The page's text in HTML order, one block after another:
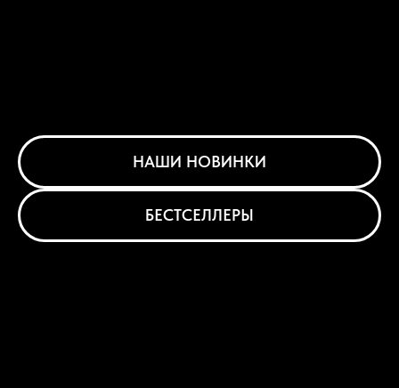
НАШИ НОВИНКИ
БЕСТСЕЛЛЕРЫ